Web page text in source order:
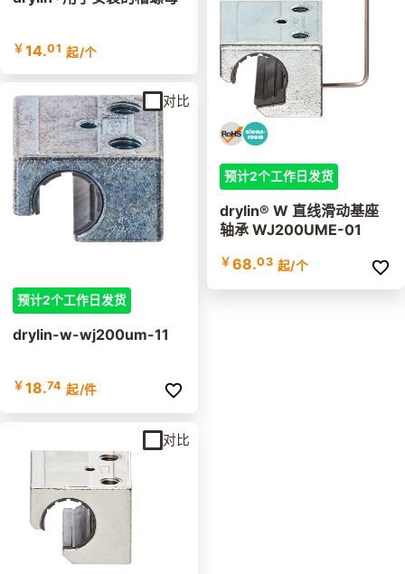
￥ 14.01 起/个
预计2个工作日发货
drylin-w-wj200um-11
￥ 18.74 起/件
对比
对比
预计2个工作日发货
drylin® W 直线滑动基座
轴承 WJ200UME-01
￥ 68.03 起/个